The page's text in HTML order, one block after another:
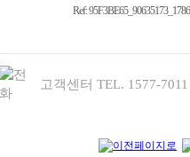
Ref:
고객센터 TEL. 1577-